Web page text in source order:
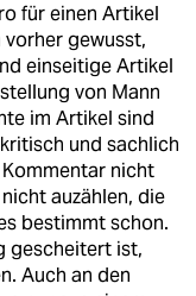
für einen Artikel
gewusst,
einseitige Artikel
von Mann
im Artikel sind
und sachlich
nicht
auzählen, die
bestimmt schon.
gescheitert ist,
Auch an den